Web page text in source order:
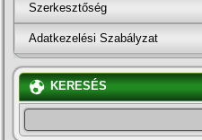
Szerkesztőség
Adatkezelési Szabályzat
KERESÉS